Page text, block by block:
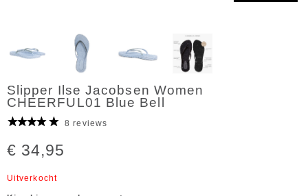
Slipper Ilse Jacobsen Women
CHEERFUL01 Blue Bell
8 reviews
€ 34,95
Uitverkocht